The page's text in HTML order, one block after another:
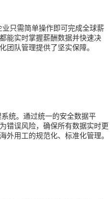
只需简单操作即可完成全球薪
能实时掌握薪酬数据并快速决
队管理提供了坚实保障。
统。通过统一的安全数据平
错误风险，确保所有数据实时更
用工的规范化、标准化管理。